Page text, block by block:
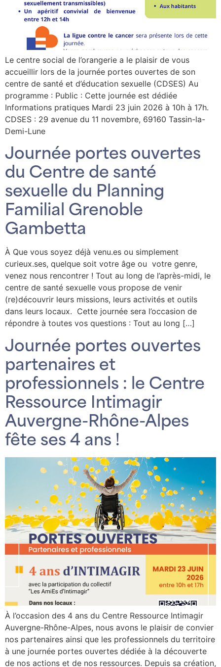
Le centre social de l’orangerie a le plaisir de vous
accueillir lors de la journée portes ouvertes de son
centre de santé et d’éducation sexuelle (CDSES) Au
programme : Public : Cette journée est dédiée
Informations pratiques Mardi 23 juin 2026 à 10h à 17h.
CDSES : 29 avenue du 11 novembre, 69160 Tassin-la-
Demi-Lune
Journée portes ouvertes
du Centre de santé
sexuelle du Planning
Familial Grenoble
Gambetta
À Que vous soyez déjà venu.es ou simplement
curieux.ses, quelque soit votre âge ou votre genre,
venez nous rencontrer ! Tout au long de l’après-midi, le
centre de santé sexuelle vous propose de venir
(re)découvrir leurs missions, leurs activités et outils
dans leurs locaux. Cette journée sera l’occasion de
répondre à toutes vos questions : Tout au long […]
Journée portes ouvertes
partenaires et
professionnels : le Centre
Ressource Intimagir
Auvergne-Rhône-Alpes
fête ses 4 ans !
À l’occasion des 4 ans du Centre Ressource Intimagir
Auvergne-Rhône-Alpes, nous avons le plaisir de convier
nos partenaires ainsi que les professionnels du territoire
à une journée portes ouvertes dédiée à la découverte
de nos actions et de nos ressources. Depuis sa création,